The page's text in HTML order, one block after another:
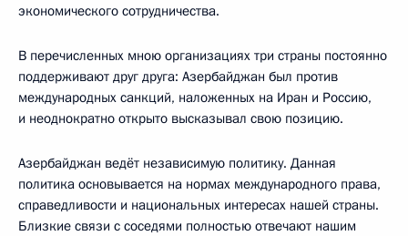
экономического сотрудничества.
В перечисленных мною организациях три страны постоянно
поддерживают друг друга: Азербайджан был против
международных санкций, наложенных на Иран и Россию,
и неоднократно открыто высказывал свою позицию.
Азербайджан ведёт независимую политику. Данная
политика основывается на нормах международного права,
справедливости и национальных интересах нашей страны.
Близкие связи с соседями полностью отвечают нашим